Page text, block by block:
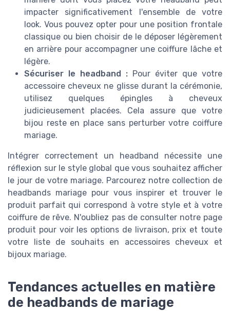
impacter significativement l'ensemble de votre
look. Vous pouvez opter pour une position frontale
classique ou bien choisir de le déposer légèrement
en arrière pour accompagner une coiffure lâche et
légère.
Sécuriser le headband : Pour éviter que votre
accessoire cheveux ne glisse durant la cérémonie,
utilisez quelques épingles à cheveux
judicieusement placées. Cela assure que votre
bijou reste en place sans perturber votre coiffure
mariage.
Intégrer correctement un headband nécessite une
réflexion sur le style global que vous souhaitez afficher
le jour de votre mariage. Parcourez notre collection de
headbands mariage pour vous inspirer et trouver le
produit parfait qui correspond à votre style et à votre
coiffure de rêve. N'oubliez pas de consulter notre page
produit pour voir les options de livraison, prix et toute
votre liste de souhaits en accessoires cheveux et
bijoux mariage.
Tendances actuelles en matière
de headbands de mariage